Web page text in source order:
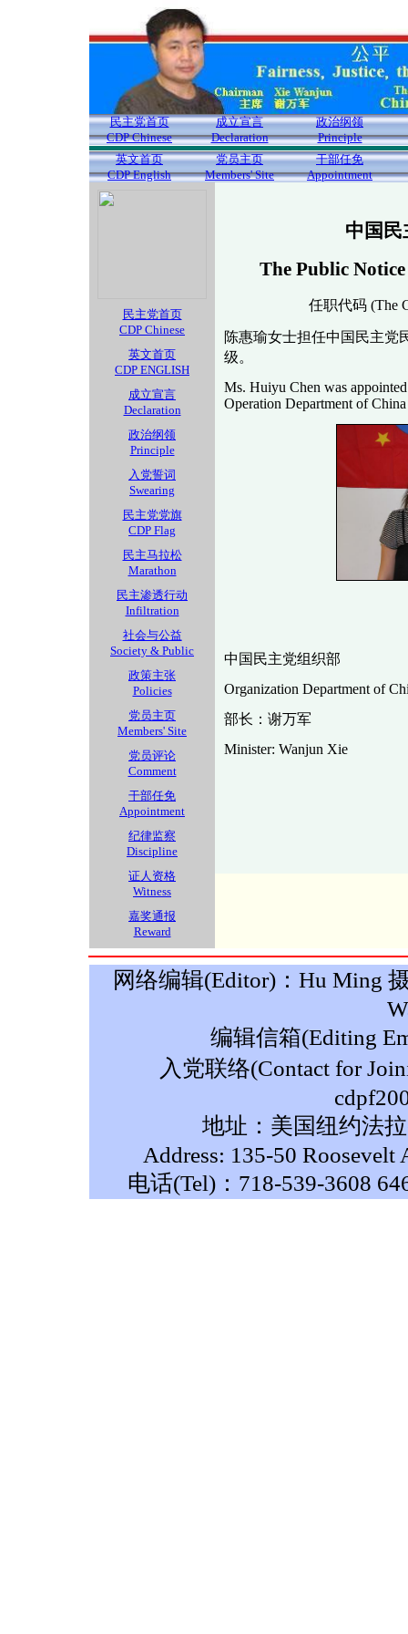
民主党首页
CDP Chinese
成立宣言
Declaration
政治纲领
Principle
英文首页
CDP English
党员主页
Members' Site
干部任免
Appointment
民主党首页
CDP Chinese
英文首页
CDP ENGLISH
成立宣言
Declaration
政治纲领
Principle
入党誓词
Swearing
民主党党旗
CDP Flag
民主马拉松
Marathon
民主渗透行动
Infiltration
社会与公益
Society & Public
政策主张
Policies
党员主页
Members' Site
党员评论
Comment
干部任免
Appointment
纪律监察
Discipline
证人资格
Witness
嘉奖通报
Reward
中国
The Public
任职代码 (The
陈惠瑜女士担任中国民主党
级。
Ms. Huiyu Chen was
Operation Department of
中国民主党组织部
Organization Department of
部长：谢万军
Minister: Wanjun Xie
网络编辑(Editor)：Hu Ming
编辑信箱(Editing
入党联络(Contact for
地址：美国纽约法
Address: 135-50
电话(Tel)：718-539-3608